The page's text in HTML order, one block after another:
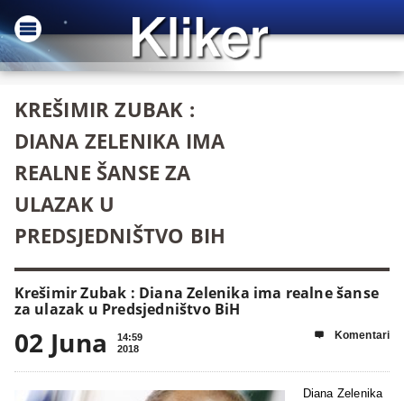
KREŠIMIR ZUBAK :
DIANA ZELENIKA IMA
REALNE ŠANSE ZA
ULAZAK U
PREDSJEDNIŠTVO BIH
Krešimir Zubak : Diana Zelenika ima realne šanse
za ulazak u Predsjedništvo BiH
02 Juna
14:59
2018
 Komentari
Diana Zelenika